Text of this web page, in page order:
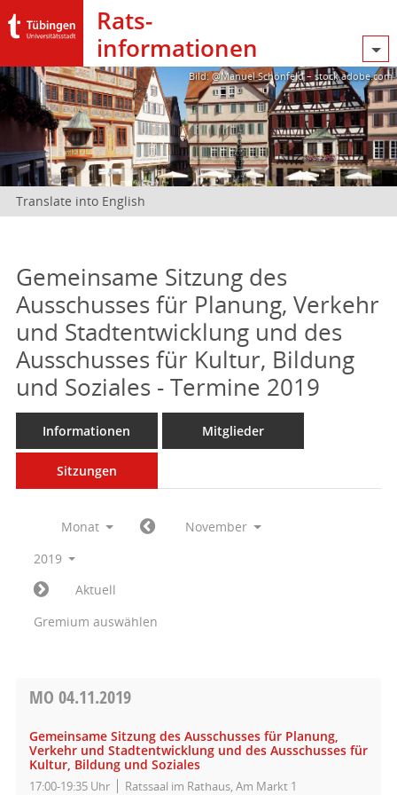
Rats­
informationen
Bild: @Manuel Schönfeld – stock.adobe.com
Translate into English
Gemeinsame Sitzung des
Ausschusses für Planung, Verkehr
und Stadtentwicklung und des
Ausschusses für Kultur, Bildung
und Soziales - Termine 2019
Informationen Mitglieder
Sitzungen
Monat
November
2019
Aktuell
Gremium auswählen
MO 04.11.2019
Gemeinsame Sitzung des Ausschusses für Planung,
Verkehr und Stadtentwicklung und des Ausschusses für
Kultur, Bildung und Soziales
17:00-19:35 Uhr Ratssaal im Rathaus, Am Markt 1